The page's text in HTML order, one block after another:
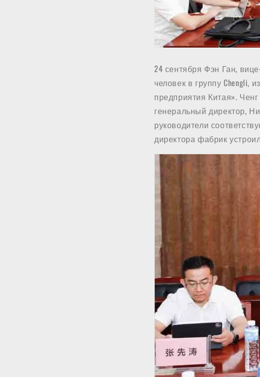
24 сентября Фэн Ган,
человек в группу
предприятия Китая».
генеральный директор,
руководители
директора фабрик